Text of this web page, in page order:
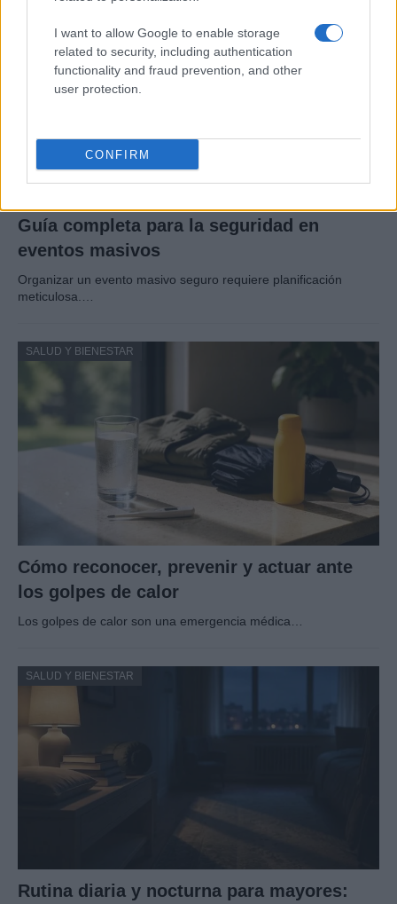
I want to allow Google to enable storage
related to security, including authentication
functionality and fraud prevention, and other
user protection.
CONFIRM
Guía completa para la seguridad en
eventos masivos
Organizar un evento masivo seguro requiere planificación
meticulosa.…
SALUD Y BIENESTAR
Cómo reconocer, prevenir y actuar ante
los golpes de calor
Los golpes de calor son una emergencia médica…
SALUD Y BIENESTAR
Rutina diaria y nocturna para mayores: